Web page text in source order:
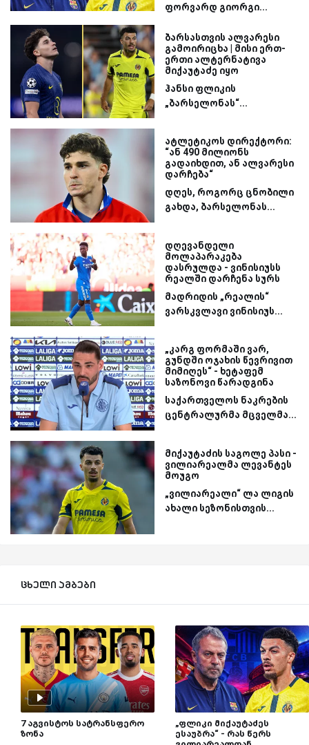
ფორვარდ გიორგი...
ბარსასთვის ალვარესი
გამოირიცხა | მისი ერთ-
ერთი ალტერნატივა
მიქაუტაძე იყო
ჰანსი ფლიკის
„ბარსელონას“...
ატლეტიკოს დირექტორი:
“ან 490 მილიონს
გადაიხდით, ან ალვარესი
დარჩება“
დღეს, როგორც ცნობილი
გახდა, ბარსელონას...
დღევანდელი
მოლაპარაკება
დასრულდა - ვინისიუსს
რეალში დარჩენა სურს
მადრიდის „რეალის“
ვარსკვლავი ვინისიუს...
„კარგ ფორმაში ვარ,
გუნდში ოჯახის წევრივით
მიმიღეს“ - ხეტაფემ
საზონოვი წარადგინა
საქართველოს ნაკრების
ცენტრალურმა მცველმა...
მიქაუტაძის საგოლე პასი -
ვილიარეალმა ლევანტეს
მოუგო
„ვილიარეალი“ ლა ლიგის
ახალი სეზონისთვის...
ცხელი ამბები
7 აგვისტოს სატრანსფერო
ზონა
„ფლიკი მიქაუტაძეს
ესაუბრა“ - რას წერს